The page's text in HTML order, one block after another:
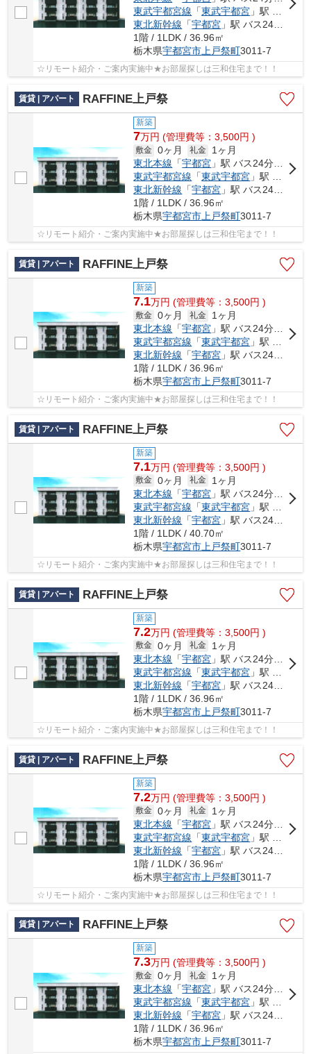
東武宇都宮線 「東武宇都宮 」駅 バス15分 「第二グリーンヒル北」 停歩9分
東北新幹線 「宇都宮 」駅 バス24分 「第二グリーンヒル北」 停歩9分
1階 / 1LDK / 36.96㎡
栃木県宇都宮市上戸祭町3011-7
☆リモート紹介・ご案内実施中★お部屋探しは三和住宅まで！！
賃貸 | アパート RAFFINE上戸祭
新築
7万円 (管理費等：3,500円 )
敷金 0ヶ月 礼金
1ヶ月
東北本線 「宇都宮 」駅 バス24分 「第二グリーンヒル北」 停歩9分
東武宇都宮線 「東武宇都宮 」駅 バス15分 「第二グリーンヒル北」 停歩9分
東北新幹線 「宇都宮 」駅 バス24分 「第二グリーンヒル北」 停歩9分
1階 / 1LDK / 36.96㎡
栃木県宇都宮市上戸祭町3011-7
☆リモート紹介・ご案内実施中★お部屋探しは三和住宅まで！！
賃貸 | アパート RAFFINE上戸祭
新築
7.1万円 (管理費等：3,500円 )
敷金 0ヶ月 礼金
1ヶ月
東北本線 「宇都宮 」駅 バス24分 「第二グリーンヒル北」 停歩9分
東武宇都宮線 「東武宇都宮 」駅 バス15分 「第二グリーンヒル北」 停歩9分
東北新幹線 「宇都宮 」駅 バス24分 「第二グリーンヒル北」 停歩9分
1階 / 1LDK / 36.96㎡
栃木県宇都宮市 上戸祭町3011-7
☆リモート紹介・ご案内実施中★お部屋探しは三和住宅まで！！
賃貸 | アパート RAFFINE上戸祭
新築
7.1万円 (管理費等：3,500円 )
敷金 0ヶ月 礼金
1ヶ月
東北本線 「宇都宮 」駅 バス24分 「第二グリーンヒル北」 停歩9分
東武宇都宮線 「東武宇都宮 」駅 バス15分 「第二グリーンヒル北」 停歩9分
東北新幹線 「宇都宮 」駅 バス24分 「第二グリーンヒル北」 停歩9分
1階 / 1LDK / 40.70㎡
栃木県宇都宮市 上戸祭町3011-7
☆リモート紹介・ご案内実施中★お部屋探しは三和住宅まで！！
賃貸 | アパート RAFFINE上戸祭
新築
7.2万円 (管理費等：3,500円 )
敷金 0ヶ月 礼金
1ヶ月
東北本線 「宇都宮 」駅 バス24分 「第二グリーンヒル北」 停歩9分
東武宇都宮線 「東武宇都宮 」駅 バス15分 「第二グリーンヒル北」 停歩9分
東北新幹線 「宇都宮 」駅 バス24分 「第二グリーンヒル北」 停歩9分
1階 / 1LDK / 36.96㎡
栃木県宇都宮市 上戸祭町3011-7
☆リモート紹介・ご案内実施中★お部屋探しは三和住宅まで！！
賃貸 | アパート RAFFINE上戸祭
新築
7.2万円 (管理費等：3,500円 )
敷金 0ヶ月 礼金
1ヶ月
東北本線 「宇都宮 」駅 バス24分 「第二グリーンヒル北」 停歩9分
東武宇都宮線 「東武宇都宮 」駅 バス15分 「第二グリーンヒル北」 停歩9分
東北新幹線 「宇都宮 」駅 バス24分 「第二グリーンヒル北」 停歩9分
1階 / 1LDK / 36.96㎡
栃木県宇都宮市 上戸祭町3011-7
☆リモート紹介・ご案内実施中★お部屋探しは三和住宅まで！！
賃貸 | アパート RAFFINE上戸祭
新築
7.3万円 (管理費等：3,500円 )
敷金 0ヶ月 礼金
1ヶ月
東北本線 「宇都宮 」駅 バス24分 「第二グリーンヒル北」 停歩9分
東武宇都宮線 「東武宇都宮 」駅 バス15分 「第二グリーンヒル北」 停歩9分
東北新幹線 「宇都宮 」駅 バス24分 「第二グリーンヒル北」 停歩9分
1階 / 1LDK / 36.96㎡
栃木県宇都宮市上戸祭町3011-7